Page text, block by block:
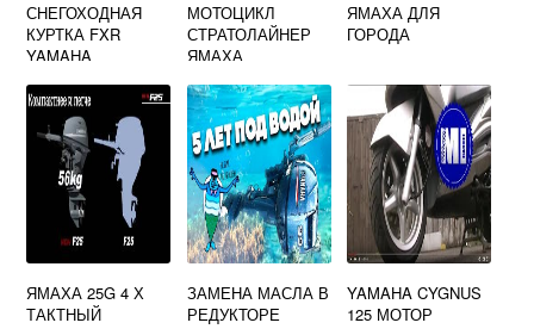
СНЕГОХОДНАЯ
КУРТКА FXR
YAMAHA
МОТОЦИКЛ
СТРАТОЛАЙНЕР
ЯМАХА
ЯМАХА ДЛЯ
ГОРОДА
ЯМАХА 25G 4 Х
ТАКТНЫЙ
ЗАМЕНА МАСЛА В
РЕДУКТОРЕ
YAMAHA CYGNUS
125 МОТОР